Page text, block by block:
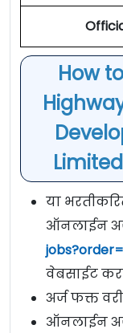
How
या
ऑनलाईन
वेबसाईट
अर्ज फक्त
ऑनलाईन